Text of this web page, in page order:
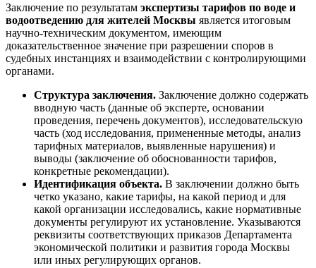
Заключение по результатам экспертизы тарифов по воде и
водоотведению для жителей Москвы является итоговым
научно-техническим документом, имеющим
доказательственное значение при разрешении споров в
судебных инстанциях и взаимодействии с контролирующими
органами.
Структура заключения. Заключение должно содержать
вводную часть (данные об эксперте, основании
проведения, перечень документов), исследовательскую
часть (ход исследования, примененные методы, анализ
тарифных материалов, выявленные нарушения) и
выводы (заключение об обоснованности тарифов,
конкретные рекомендации).
Идентификация объекта. В заключении должно быть
четко указано, какие тарифы, на какой период и для
какой организации исследовались, какие нормативные
документы регулируют их установление. Указываются
реквизиты соответствующих приказов Департамента
экономической политики и развития города Москвы
или иных регулирующих органов.